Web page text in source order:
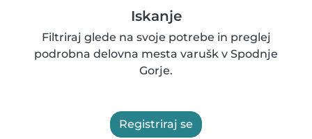
Iskanje
Filtriraj glede na svoje potrebe in preglej
podrobna delovna mesta varušk v Spodnje
Gorje.
Registriraj se